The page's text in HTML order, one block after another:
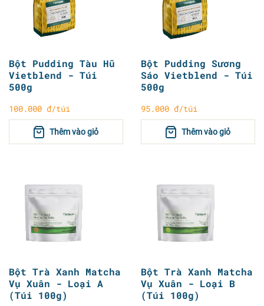
Bột Pudding Tàu Hũ
Vietblend - Túi
500g
100.000 đ/túi
Thêm vào giỏ
Bột Pudding Sương
Sáo Vietblend - Túi
500g
95.000 đ/túi
Thêm vào giỏ
Bột Trà Xanh Matcha
Vụ Xuân - Loại A
(Túi 100g)
Bột Trà Xanh Matcha
Vụ Xuân - Loại B
(Túi 100g)